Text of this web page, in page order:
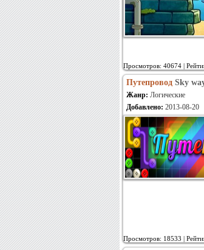
Просмотров: 40674 |
Путепровод Sky
Жанр: Логические
Добавлено: 2013-08-20
Просмотров: 18533 |